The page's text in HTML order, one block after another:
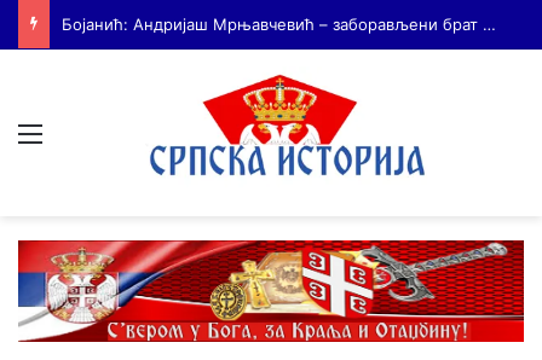
На Дражин дан у Лондону обележено 80. година од мучког убиства генерала Драгољуба Драже Михаиловића